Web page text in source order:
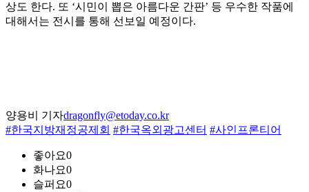
상도 한다. 또 ‘시민이 뽑은 아름다운 간판’ 등 우수한 작품에
대해서는 전시를 통해 선보일 예정이다.
양용비 기자dragonfly@etoday.co.kr
#한국지방재정공제회 #한국옥외광고센터 #사인프론티어
좋아요0
화나요0
슬퍼요0